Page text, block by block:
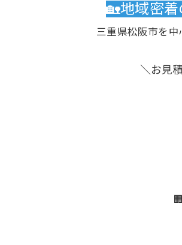
🏡地域密
三重県松阪市を
＼お見